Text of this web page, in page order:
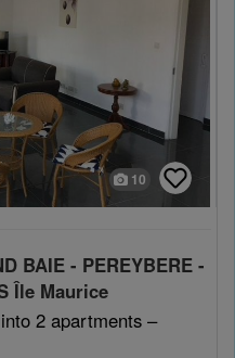
10
BAIE - PEREYBERE -
Île Maurice
2 apartments –